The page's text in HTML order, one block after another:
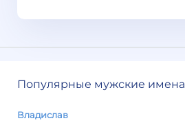
Популярные мужские имена
Владислав